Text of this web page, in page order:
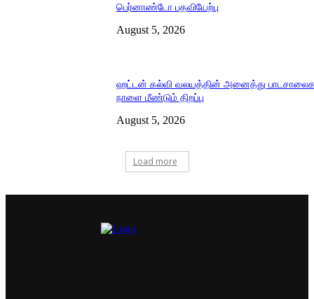
பெர்னாண்டோ பதவியேற்பு
August 5, 2026
ஹட்டன் கல்வி வலயத்தின் அனைத்து
நாளை மீண்டும் திறப்பு
August 5, 2026
Load more